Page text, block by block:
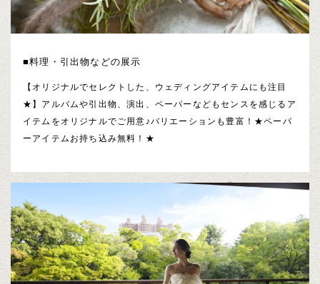
■料理・引出物などの展示
【オリジナルでセレクトした、ウェディングアイテムにも注目
★】アルバムや引出物、演出、ペーパーなどもセンスを感じるア
イテムをオリジナルでご用意♪バリエーションも豊富！★ペーパ
ーアイテムお持ち込み無料！★